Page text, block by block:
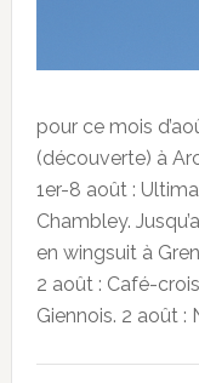
pour ce mois
(découverte) à
1er-8 août :
Chambley.
en wingsuit à
2 août : Café-
Giennois. 2 août :